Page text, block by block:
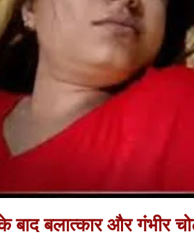
बाद बलात्कार और गंभीर